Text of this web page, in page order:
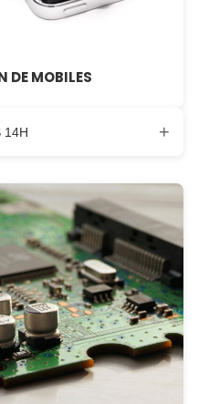
DE MOBILES
14H +